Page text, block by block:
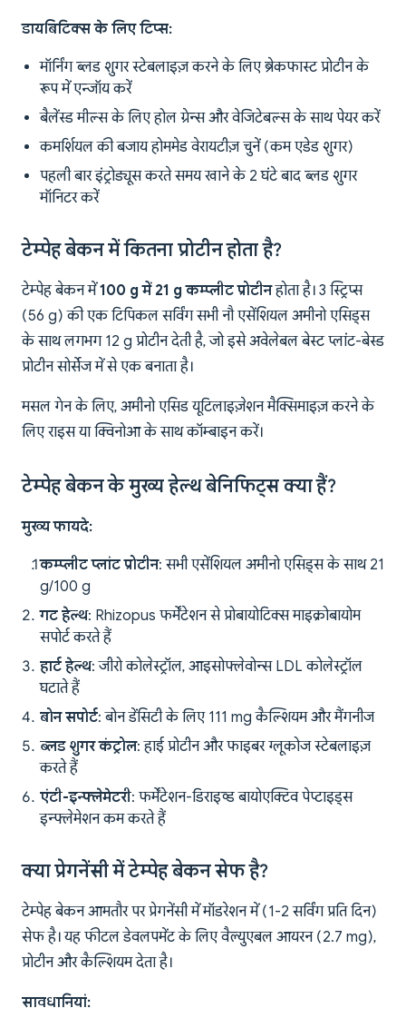
डायबिटिक्स के लिए टिप्स:
मॉर्निंग ब्लड शुगर स्टेबलाइज़ करने के लिए ब्रेकफास्ट प्रोटीन के
रूप में एन्जॉय करें
बैलेंस्ड मील्स के लिए होल ग्रेन्स और वेजिटेबल्स के साथ पेयर करें
कमर्शियल की बजाय होममेड वेरायटीज़ चुनें (कम एडेड शुगर)
पहली बार इंट्रोड्यूस करते समय खाने के 2 घंटे बाद ब्लड शुगर
मॉनिटर करें
टेम्पेह बेकन में कितना प्रोटीन होता है?
टेम्पेह बेकन में100 g में 21 g कम्प्लीट प्रोटीनहोता है। 3 स्ट्रिप्स
(56 g) की एक टिपिकल सर्विंग सभी नौ एसेंशियल अमीनो एसिड्स
के साथ लगभग 12 g प्रोटीन देती है, जो इसे अवेलेबल बेस्ट प्लांट-बेस्ड
प्रोटीन सोर्सेज में से एक बनाता है।
मसल गेन के लिए, अमीनो एसिड यूटिलाइज़ेशन मैक्सिमाइज़ करने के
लिए राइस या क्विनोआ के साथ कॉम्बाइन करें।
टेम्पेह बेकन के मुख्य हेल्थ बेनिफिट्स क्या हैं?
मुख्य फायदे:
कम्प्लीट प्लांट प्रोटीन: सभी एसेंशियल अमीनो एसिड्स के साथ 21
g/100 g
गट हेल्थ: Rhizopus फर्मेंटेशन से प्रोबायोटिक्स माइक्रोबायोम
सपोर्ट करते हैं
हार्ट हेल्थ: जीरो कोलेस्ट्रॉल, आइसोफ्लेवोन्स LDL कोलेस्ट्रॉल
घटाते हैं
बोन सपोर्ट: बोन डेंसिटी के लिए 111 mg कैल्शियम और मैंगनीज
ब्लड शुगर कंट्रोल: हाई प्रोटीन और फाइबर ग्लूकोज स्टेबलाइज़
करते हैं
एंटी-इन्फ्लेमेटरी: फर्मेंटेशन-डिराइव्ड बायोएक्टिव पेप्टाइड्स
इन्फ्लेमेशन कम करते हैं
क्या प्रेगनेंसी में टेम्पेह बेकन सेफ है?
टेम्पेह बेकन आमतौर पर प्रेगनेंसी में मॉडरेशन में (1-2 सर्विंग प्रति दिन)
सेफ है। यह फीटल डेवलपमेंट के लिए वैल्युएबल आयरन (2.7 mg),
प्रोटीन और कैल्शियम देता है।
सावधानियां: